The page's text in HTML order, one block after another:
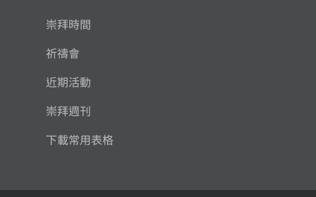
崇拜時間
祈禱會
近期活動
崇拜週刊
下載常用表格